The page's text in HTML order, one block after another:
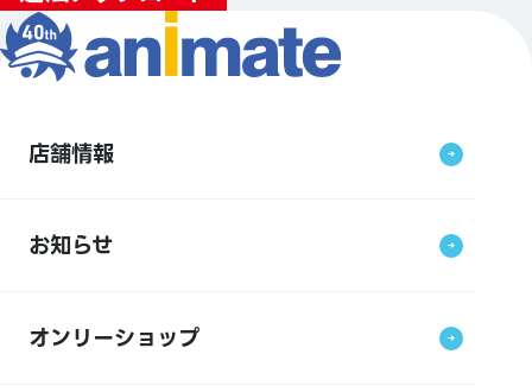
店舗情報
お知らせ
オンリーショップ